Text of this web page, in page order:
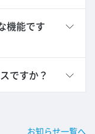
機能です
ですか？
お知らせ一覧へ